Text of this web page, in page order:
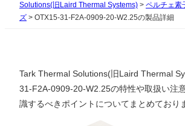
Solutions(旧Laird Thermal Systems) > ペルチェ素
ズ > OTX15-31-F2A-0909-20-W2.25の製品詳細
Tark Thermal Solutions(旧Laird Thermal
31-F2A-0909-20-W2.25の特性や取扱い注
識するべきポイントについてまとめており